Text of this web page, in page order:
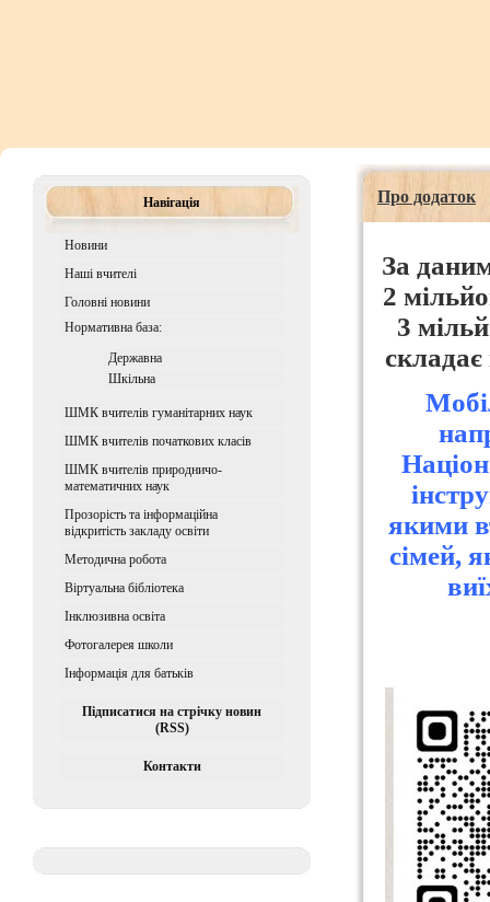
Навігація
Новини
Наші вчителі
Головні новини
Нормативна база:
Державна
Шкiльна
ШМК вчителів гуманітарних наук
ШМК вчителів початкових класів
ШМК вчителів природничо-
математичних наук
Прозорість та інформаційна
відкритість закладу освіти
Методична робота
Віртуальна бібліотека
Iнклюзивна освiта
Фотогалерея школи
Інформація для батьків
Підписатися на стрічку новин
(RSS)
Контакти
Про додаток
За
2
3
якими
сімей,